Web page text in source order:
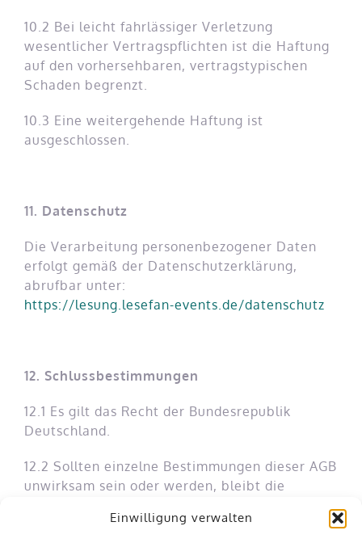
Einwilligung verwalten
10.2 Bei leicht fahrlässiger Verletzung
wesentlicher Vertragspflichten ist die Haftung
auf den vorhersehbaren, vertragstypischen
Schaden begrenzt.
10.3 Eine weitergehende Haftung ist
ausgeschlossen.
11. Datenschutz
Die Verarbeitung personenbezogener Daten
erfolgt gemäß der Datenschutzerklärung,
abrufbar unter:
https://lesung.lesefan-events.de/datenschutz
12. Schlussbestimmungen
12.1 Es gilt das Recht der Bundesrepublik
Deutschland.
12.2 Sollten einzelne Bestimmungen dieser AGB
unwirksam sein oder werden, bleibt die